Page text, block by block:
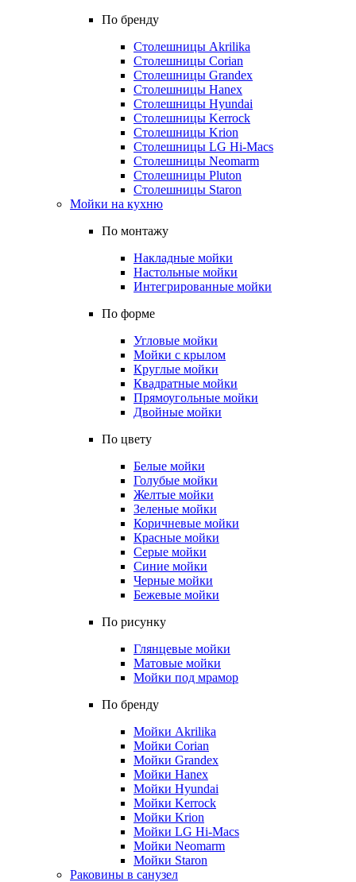
По бренду
Столешницы Akrilika
Столешницы Corian
Столешницы Grandex
Столешницы Hanex
Столешницы Hyundai
Столешницы Kerrock
Столешницы Krion
Столешницы LG Hi-Macs
Столешницы Neomarm
Столешницы Pluton
Столешницы Staron
Мойки на кухню
По монтажу
Накладные мойки
Настольные мойки
Интегрированные мойки
По форме
Угловые мойки
Мойки с крылом
Круглые мойки
Квадратные мойки
Прямоугольные мойки
Двойные мойки
По цвету
Белые мойки
Голубые мойки
Желтые мойки
Зеленые мойки
Коричневые мойки
Красные мойки
Серые мойки
Синие мойки
Черные мойки
Бежевые мойки
По рисунку
Глянцевые мойки
Матовые мойки
Мойки под мрамор
По бренду
Мойки Akrilika
Мойки Corian
Мойки Grandex
Мойки Hanex
Мойки Hyundai
Мойки Kerrock
Мойки Krion
Мойки LG Hi-Macs
Мойки Neomarm
Мойки Staron
Раковины в санузел